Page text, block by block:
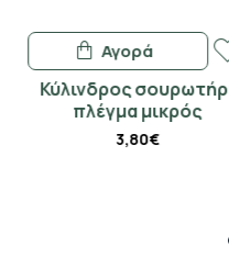
Κύλινδρος σουρωτήρι
πλέγμα μικρός
3,80€
Αγορά